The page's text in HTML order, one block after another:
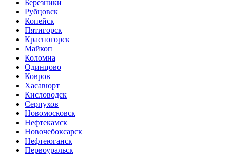
Березники
Рубцовск
Копейск
Пятигорск
Красногорск
Майкоп
Коломна
Одинцово
Ковров
Хасавюрт
Кисловодск
Серпухов
Новомосковск
Нефтекамск
Новочебоксарск
Нефтеюганск
Первоуральск